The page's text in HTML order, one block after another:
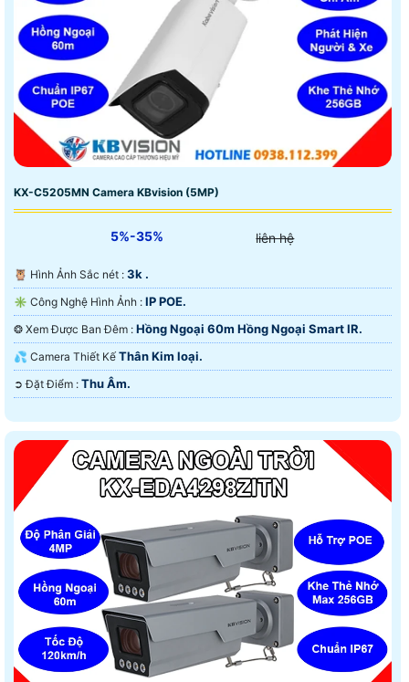
KX-C5205MN Camera KBvision (5MP)
5%-35% liên hệ
🦉 Hình Ảnh Sắc nét : 3k .
✳️ Công Nghệ Hình Ảnh : IP POE.
❂ Xem Được Ban Đêm : Hồng Ngoại 60m Hồng Ngoại Smart IR.
💦 Camera Thiết Kế Thân Kim loại.
️➲ Đặt Điểm : Thu Âm.